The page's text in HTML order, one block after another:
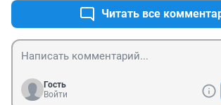
Читать все
Гость
Войти